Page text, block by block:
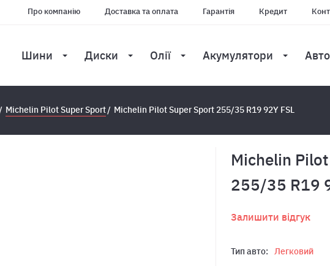
Про компанію Доставка та оплата Гарантія Кредит
Шини Диски Олії Акумулятори
Michelin Pilot Super Sport Michelin Pilot Super Sport 255/35 R19 92Y FSL
Michelin
255/35 R19
Залишити відгук
Тип авто: Легковий